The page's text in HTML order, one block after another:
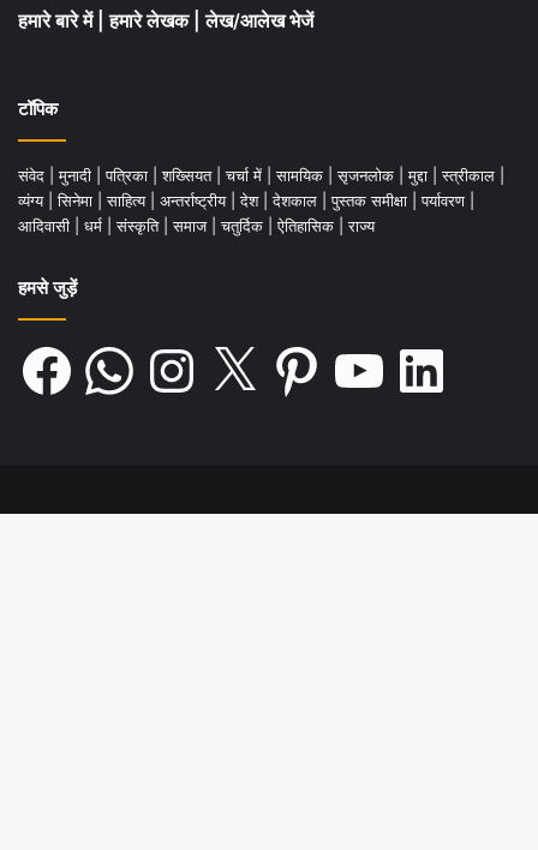
हमारे बारे में हमारे लेखक लेख/आलेख भेजें
टॉपिक
संवेद मुनादी पत्रिका शख्सियत चर्चा में सामयिक सृजनलोक मुद्दा स्त्रीकाल
व्यंग्य
सिनेमा साहित्य अन्तर्राष्ट्रीय देश देशकाल पुस्तक समीक्षा पर्यावरण
आदिवासी
धर्म संस्कृति समाज चतुर्दिक ऐतिहासिक राज्य
हमसे जुड़ें
Facebook WhatsAppInstagram Pinterest LinkedIn